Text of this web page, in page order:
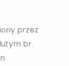
przez
br.